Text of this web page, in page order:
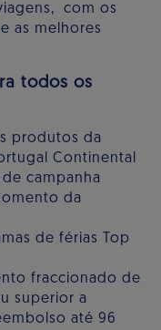
com os
as melhores
todos os
produtos da
Continental
campanha
da
de férias Top
fraccionado de
superior a
até 96